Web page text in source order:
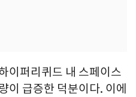
이퍼리퀴드 내 스페이스
이 급증한 덕분이다. 이에